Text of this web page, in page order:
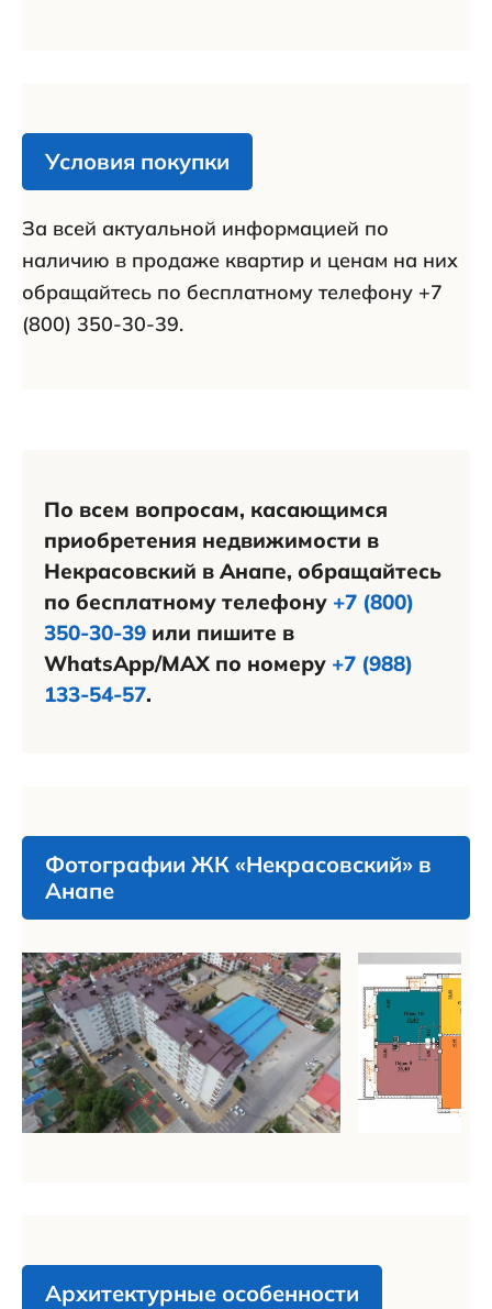
Условия покупки
За всей актуальной информацией по
наличию в продаже квартир и ценам на них
обращайтесь по бесплатному телефону +7
(800) 350-30-39.
По всем вопросам, касающимся
приобретения недвижимости в
Некрасовский в Анапе, обращайтесь
по бесплатному телефону +7 (800)
350-30-39 или пишите в
WhatsApp/MAX по номеру +7 (988)
133-54-57.
Фотографии ЖК «Некрасовский» в
Анапе
Архитектурные особенности